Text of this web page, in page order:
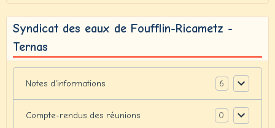
Syndicat des eaux de Foufflin-Ricametz -
Ternas
Notes d'informations 6
Compte-rendus des réunions 0